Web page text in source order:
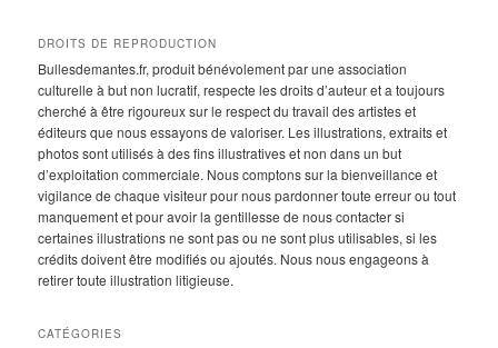
DROITS DE REPRODUCTION
Bullesdemantes.fr, produit bénévolement par une association
culturelle à but non lucratif, respecte les droits d’auteur et a toujours
cherché à être rigoureux sur le respect du travail des artistes et
éditeurs que nous essayons de valoriser. Les illustrations, extraits et
photos sont utilisés à des fins illustratives et non dans un but
d’exploitation commerciale. Nous comptons sur la bienveillance et
vigilance de chaque visiteur pour nous pardonner toute erreur ou tout
manquement et pour avoir la gentillesse de nous contacter si
certaines illustrations ne sont pas ou ne sont plus utilisables, si les
crédits doivent être modifiés ou ajoutés. Nous nous engageons à
retirer toute illustration litigieuse.
CATÉGORIES